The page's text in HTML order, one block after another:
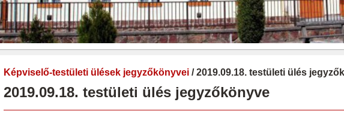
Képviselő-testületi ülések jegyzőkönyvei / 2019.09.18. testületi ülés
2019.09.18. testületi ülés jegyzőkönyve